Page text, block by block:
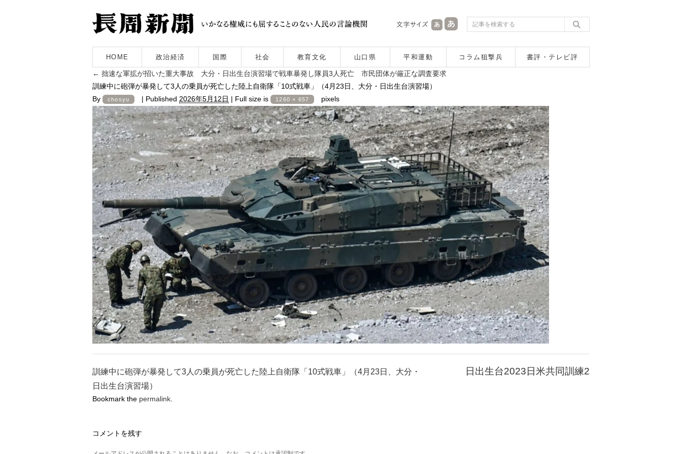
HOME 政治経済 国際 社会 教育文化 山口県 平和運動 コラム狙撃兵 書評・テレビ評
← 拙速な軍拡が招いた重大事故 大分・日出生台演習場で戦車暴発し隊員3人死亡 市民団体が厳正な調査要求
訓練中に砲弾が暴発して3人の乗員が死亡した陸上自衛隊「10式戦車」（4月23日、大分・日出生台演習場）
By
chosyu | Published 2026年5月12日 | Full size is 1260 × 657 pixels
日出生台2023日米共同訓練2
訓練中に砲弾が暴発して3人の乗員が死亡した陸上自衛隊「10式戦車」（4月23日、大分・
日出生台演習場）
Bookmark the permalink.
コメントを残す